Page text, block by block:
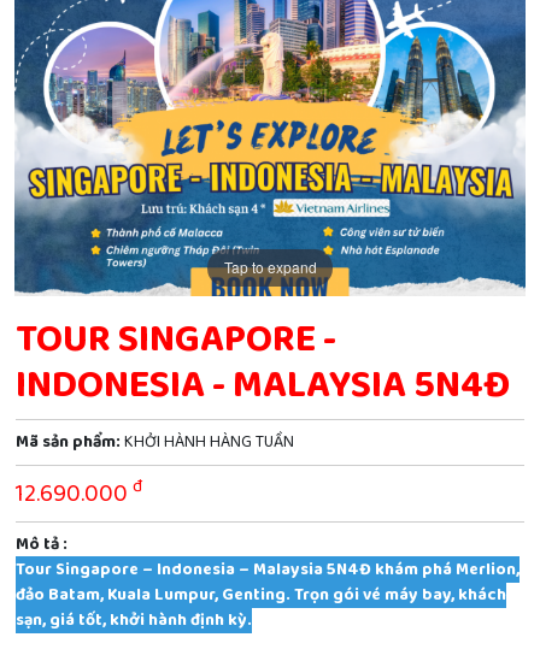
Tap to expand
TOUR SINGAPORE -
INDONESIA - MALAYSIA 5N4Đ
Mã sản phẩm:KHỞI HÀNH HÀNG TUẦN
12.690.000 đ
Mô tả :
Tour Singapore – Indonesia – Malaysia 5N4Đ khám phá Merlion,
đảo Batam, Kuala Lumpur, Genting. Trọn gói vé máy bay, khách
sạn, giá tốt, khởi hành định kỳ.